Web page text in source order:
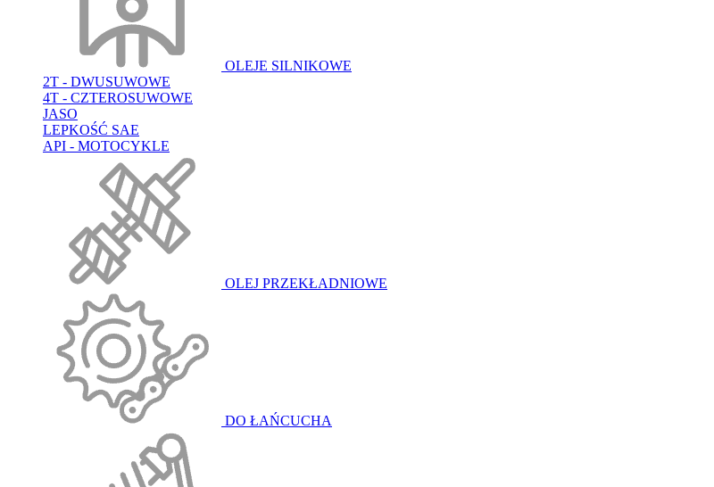
OLEJE SILNIKOWE
2T - DWUSUWOWE
4T - CZTEROSUWOWE
JASO
LEPKOŚĆ SAE
API - MOTOCYKLE
OLEJ PRZEKŁADNIOWE
DO ŁAŃCUCHA